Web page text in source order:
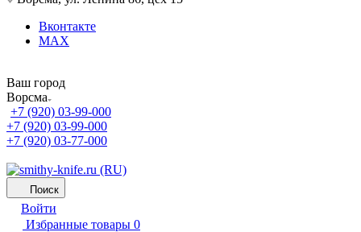
Вконтакте
MAX
Ваш город
Ворсма
+7 (920) 03-99-000
+7 (920) 03-99-000
+7 (920) 03-77-000
Поиск
Войти
Избранные товары 0